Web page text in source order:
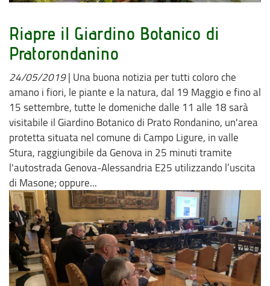
Riapre il Giardino Botanico di
Pratorondanino
24/05/2019| Una buona notizia per tutti coloro che
amano i fiori, le piante e la natura, dal 19 Maggio e fino al
15 settembre, tutte le domeniche dalle 11 alle 18 sarà
visitabile il Giardino Botanico di Prato Rondanino, un'area
protetta situata nel comune di Campo Ligure, in valle
Stura, raggiungibile da Genova in 25 minuti tramite
l'autostrada Genova-Alessandria E25 utilizzando l’uscita
di Masone; oppure...